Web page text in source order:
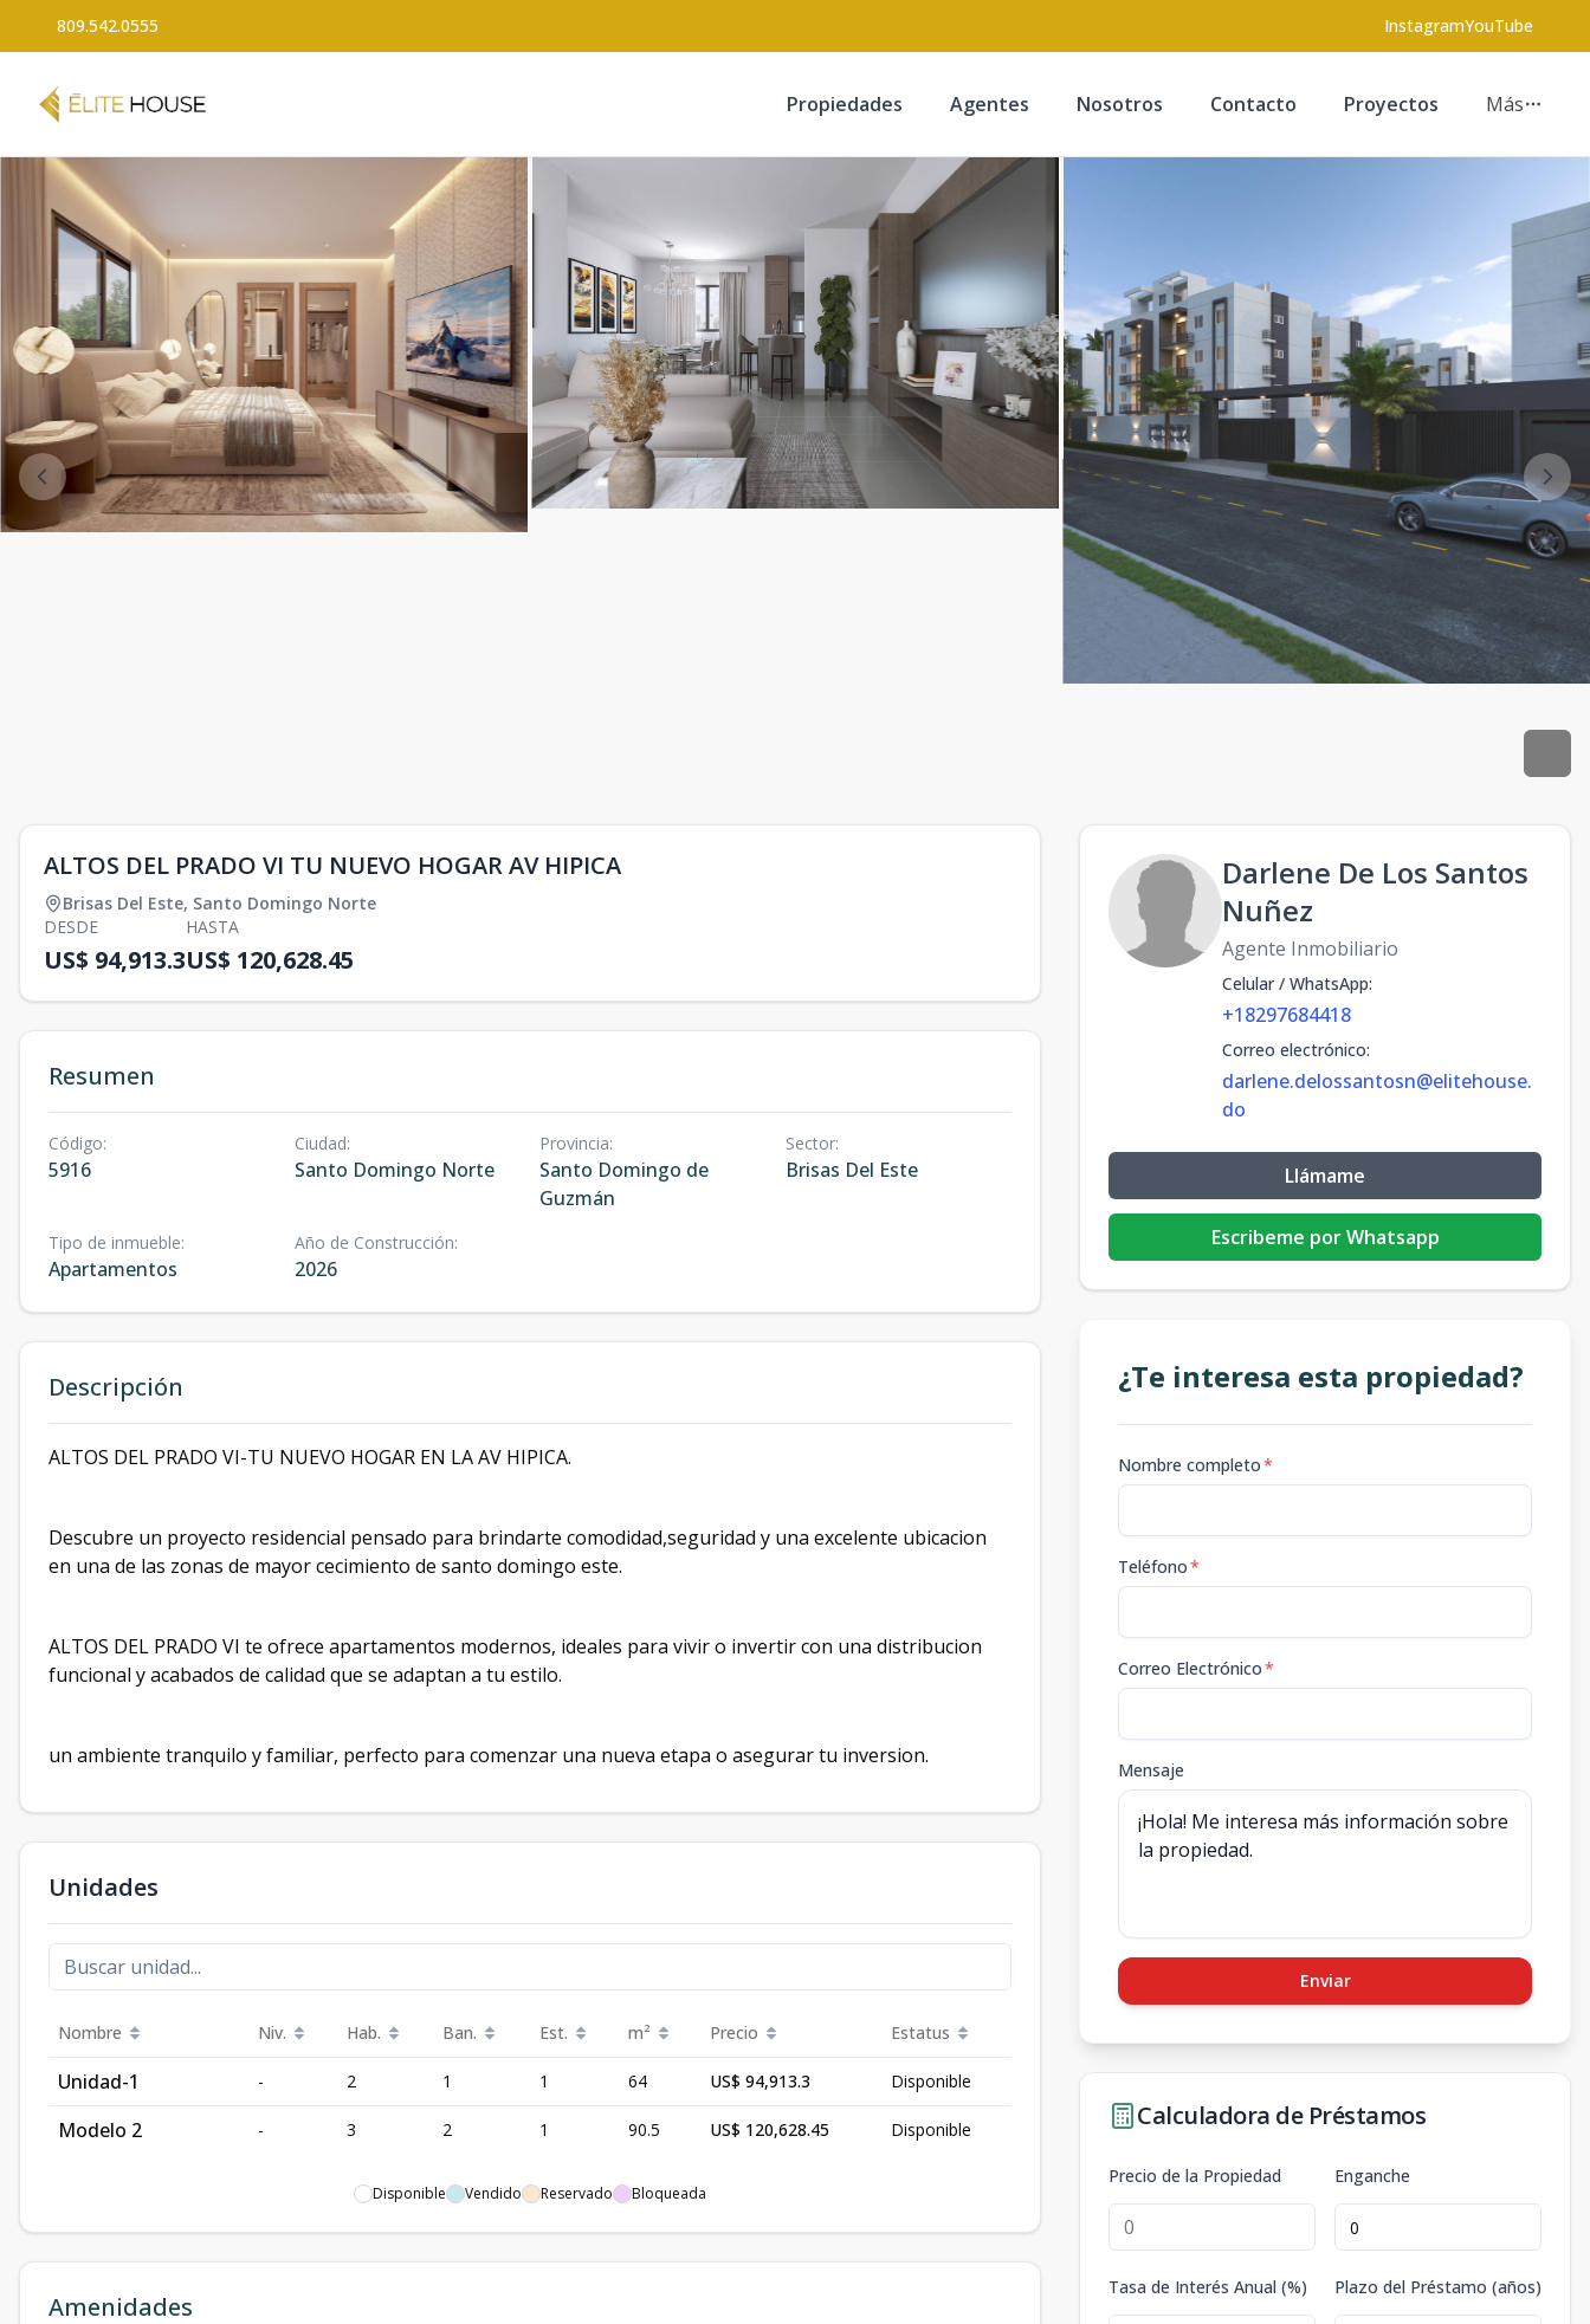
809.542.0555 InstagramYouTube
Propiedades Agentes Nosotros Contacto Proyectos Más
ALTOS DEL PRADO VI TU NUEVO HOGAR AV HIPICA
Brisas Del Este, Santo Domingo Norte
DESDE
US$ 94,913.3
HASTA
US$ 120,628.45
Resumen
Código:
5916
Ciudad:
Santo Domingo Norte
Provincia:
Santo Domingo de
Guzmán
Sector:
Brisas Del Este
Tipo de inmueble:
Apartamentos
Año de Construcción:
2026
Descripción
ALTOS DEL PRADO VI-TU NUEVO HOGAR EN LA AV HIPICA.
Descubre un proyecto residencial pensado para brindarte comodidad,seguridad y una excelente ubicacion
en una de las zonas de mayor cecimiento de santo domingo este.
ALTOS DEL PRADO VI te ofrece apartamentos modernos, ideales para vivir o invertir con una distribucion
funcional y acabados de calidad que se adaptan a tu estilo.
un ambiente tranquilo y familiar, perfecto para comenzar una nueva etapa o asegurar tu inversion.
Unidades
Nombre Niv. Hab. Ban. Est. m² Precio Estatus
Unidad-1 - 2 1 1 64 US$ 94,913.3 Disponible
Modelo 2 - 3 2 1 90.5 US$ 120,628.45 Disponible
Disponible Vendido Reservado Bloqueada
Amenidades
Darlene De Los Santos
Nuñez
Agente Inmobiliario
Celular / WhatsApp:
+18297684418
Correo electrónico:
darlene.delossantosn@elitehouse.
do
Llámame
Escribeme por Whatsapp
¿Te interesa esta propiedad?
Nombre completo*
Teléfono*
Correo Electrónico*
Mensaje
Enviar
Calculadora de Préstamos
Precio de la Propiedad Enganche
Tasa de Interés Anual (%) Plazo del Préstamo (años)